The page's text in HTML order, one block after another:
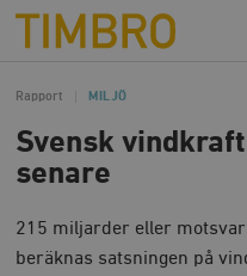
Timbro
Rapport MILJÖ
Svensk
senare
215 miljarder eller
beräknas satsningen på